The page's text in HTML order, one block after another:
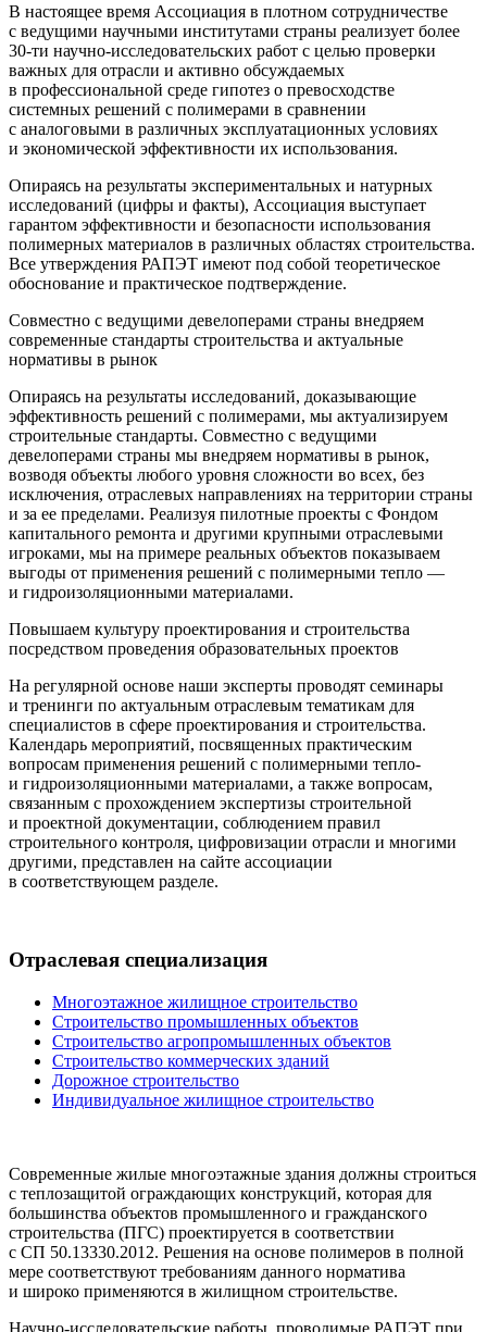
В настоящее время Ассоциация в плотном сотрудничестве
с ведущими научными институтами страны реализует более
30-ти научно-исследовательских работ с целью проверки
важных для отрасли и активно обсуждаемых
в профессиональной среде гипотез о превосходстве
системных решений с полимерами в сравнении
с аналоговыми в различных эксплуатационных условиях
и экономической эффективности их использования.
Опираясь на результаты экспериментальных и натурных
исследований (цифры и факты), Ассоциация выступает
гарантом эффективности и безопасности использования
полимерных материалов в различных областях строительства.
Все утверждения РАПЭТ имеют под собой теоретическое
обоснование и практическое подтверждение.
Совместно с ведущими девелоперами страны внедряем
современные стандарты строительства и актуальные
нормативы в рынок
Опираясь на результаты исследований, доказывающие
эффективность решений с полимерами, мы актуализируем
строительные стандарты. Совместно с ведущими
девелоперами страны мы внедряем нормативы в рынок,
возводя объекты любого уровня сложности во всех, без
исключения, отраслевых направлениях на территории страны
и за ее пределами. Реализуя пилотные проекты с Фондом
капитального ремонта и другими крупными отраслевыми
игроками, мы на примере реальных объектов показываем
выгоды от применения решений с полимерными тепло —
и гидроизоляционными материалами.
Повышаем культуру проектирования и строительства
посредством проведения образовательных проектов
На регулярной основе наши эксперты проводят семинары
и тренинги по актуальным отраслевым тематикам для
специалистов в сфере проектирования и строительства.
Календарь мероприятий, посвященных практическим
вопросам применения решений с полимерными тепло-
и гидроизоляционными материалами, а также вопросам,
связанным с прохождением экспертизы строительной
и проектной документации, соблюдением правил
строительного контроля, цифровизации отрасли и многими
другими, представлен на сайте ассоциации
в соответствующем разделе.
Отраслевая специализация
Многоэтажное жилищное строительство
Строительство промышленных объектов
Строительство агропромышленных объектов
Строительство коммерческих зданий
Дорожное строительство
Индивидуальное жилищное строительство
Современные жилые многоэтажные здания должны строиться
с теплозащитой ограждающих конструкций, которая для
большинства объектов промышленного и гражданского
строительства (ПГС) проектируется в соответствии
с СП 50.13330.2012. Решения на основе полимеров в полной
мере соответствуют требованиям данного норматива
и широко применяются в жилищном строительстве.
Научно-исследовательские работы, проводимые РАПЭТ при